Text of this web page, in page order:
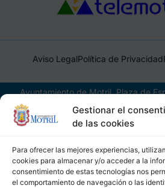
Gestionar el
de las cookies
Para ofrecer las mejores experiencias,
cookies para almacenar y/o acceder a la
consentimiento de estas tecnologías nos
el comportamiento de navegación o las
Aviso LegalPolítica de Privacidad
Ayuntamiento de Motril, Plaza de
(Granada), CIF: P1814200J,